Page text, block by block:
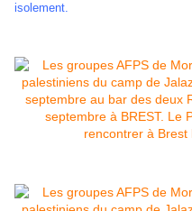
isolement.